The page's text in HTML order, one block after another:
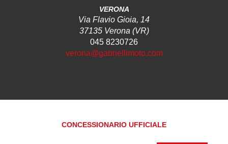
VERONA
Via Flavio Gioia, 14
37135 Verona (VR)
045 8230726
verona@gabriellimoto.com
CONCESSIONARIO UFFICIALE